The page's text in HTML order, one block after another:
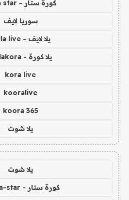
كورة ستار - kora star
سوريا لايف
يلا لايف - yalla live
يلا كورة - yallakora
kora live
kooralive
koora 365
يلا شوت
يلا شوت
كورة ستار - koora-star